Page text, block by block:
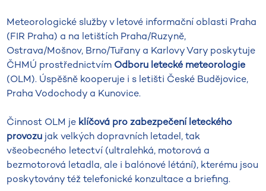
Meteorologické služby v letové informační oblasti Praha
(FIR Praha) a na letištích Praha/Ruzyně,
Ostrava/Mošnov, Brno/Tuřany a Karlovy Vary poskytuje
ČHMÚ prostřednictvím Odboru letecké meteorologie
(OLM). Úspěšně kooperuje i s letišti České Budějovice,
Praha Vodochody a Kunovice.
Činnost OLM je klíčová pro zabezpečení leteckého
provozu jak velkých dopravních letadel, tak
všeobecného letectví (ultralehká, motorová a
bezmotorová letadla, ale i balónové létání), kterému jsou
poskytovány též telefonické konzultace a briefing.